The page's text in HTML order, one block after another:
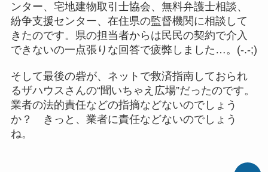
ンター、宅地建物取引士協会、無料弁護士相談、
紛争支援センター、在住県の監督機関に相談して
きたのです。県の担当者からは民民の契約で介入
できないの一点張りな回答で疲弊しました…。(-.-;)
そして最後の砦が、ネットで救済指南しておられ
るザハウスさんの“聞いちゃえ広場”だったのです。
業者の法的責任などの指摘などないのでしょう
か？ きっと、業者に責任などないのでしょう
ね。